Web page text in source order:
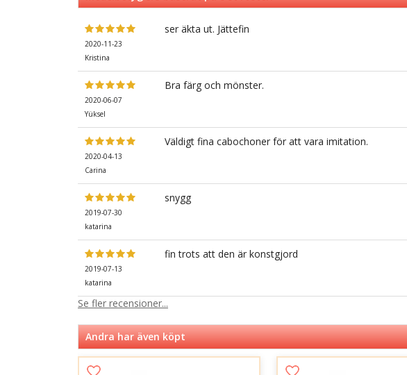
2020-11-23
Kristina
ser äkta ut. Jättefin
2020-06-07
Yüksel
Bra färg och mönster.
2020-04-13
Carina
Väldigt fina cabochoner för att vara imitation.
2019-07-30
katarina
snygg
2019-07-13
katarina
fin trots att den är konstgjord
Se fler recensioner...
Andra har även köpt